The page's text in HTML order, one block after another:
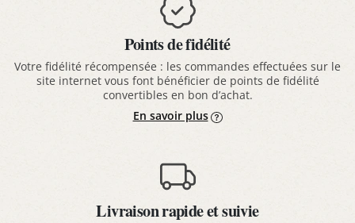
Points de fidélité
Votre fidélité récompensée : les commandes effectuées sur le
site internet vous font bénéficier de points de fidélité
convertibles en bon d’achat.
En savoir plus
Livraison rapide et suivie